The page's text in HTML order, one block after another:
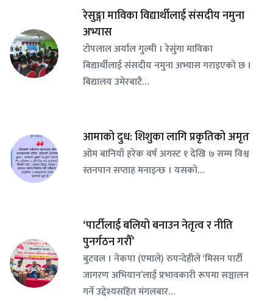
रेसुङ्गा माविका विद्यार्थीलाई संसदीय नमुना
अभ्यास
टोपलाल अर्याल गुल्मी । रेसुंगा माविका
बिद्यार्थीलाई संसदीय नमुना अभ्यास गराइएको छ ।
बिद्यालय उमेरबाटै…
आमाको दुध: शिशुका लागि प्रकृतिको अमृत
ओम बानियाँ हरेक वर्ष अगस्ट १ देखि ७ सम्म विश्व
स्तनपान सप्ताह मनाइन्छ । यसको…
‘पार्टीलाई बलियो बनाउन नेतृत्व र नीति
पुनर्गठन गरौँ’
बुटवल । नेकपा (एमाले) रुपन्देहीले ‘मिसन पार्टी
जागरण अभियान’लाई प्रभावकारी रूपमा सञ्चालन
गर्ने उद्देश्यसहित मंगलबार…